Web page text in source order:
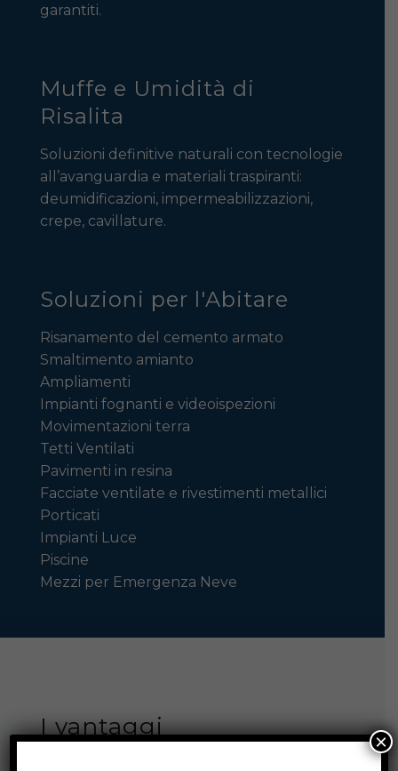
garantiti.
Muffe e Umidità di
Risalita
Soluzioni definitive naturali con tecnologie
all’avanguardia e materiali traspiranti:
deumidificazioni, impermeabilizzazioni,
crepe, cavillature.
Soluzioni per l'Abitare
Risanamento del cemento armato
Smaltimento amianto
Ampliamenti
Impianti fognanti e videoispezioni
Movimentazioni terra
Tetti Ventilati
Pavimenti in resina
Facciate ventilate e rivestimenti metallici
Porticati
Impianti Luce
Piscine
Mezzi per Emergenza Neve
I vantaggi
×